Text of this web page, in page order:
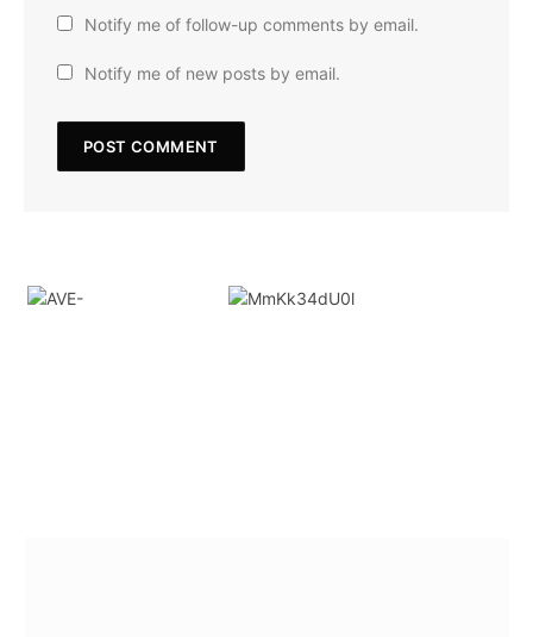
Notify me of follow-up comments by email.
Notify me of new posts by email.